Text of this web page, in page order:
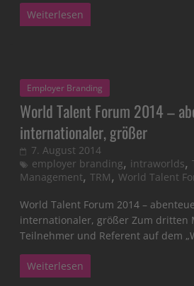
Weiterlesen
Employer Branding
World Talent Forum 2014 –
internationaler, größer
7. August 2014
employer branding, intraworlds,
Management,TRM,World Talent
World Talent Forum 2014 –
internationaler, größer Zum dritten
Teilnehmer und Referent auf dem
Weiterlesen